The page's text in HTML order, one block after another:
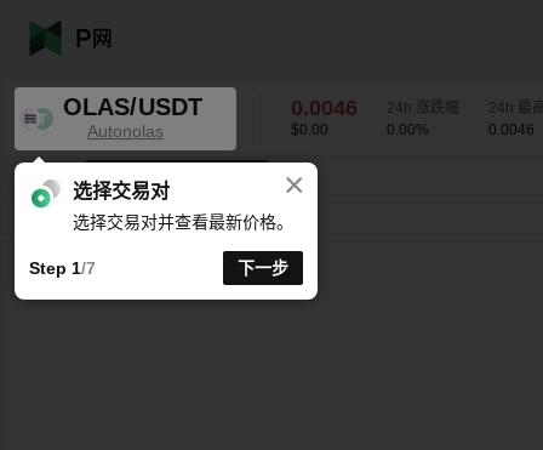
OLAS/USDT
Autonolas
0.0046
$0.00
24h 涨跌幅
0.00%
24h 最
0.0046
OLAS/USDT 0.00% 0.0046
15分1时4时1天1周
K线时间周期支持自定义 ×
选择交易对
选择交易对并查看最新价格。
Step 1/7 下一步